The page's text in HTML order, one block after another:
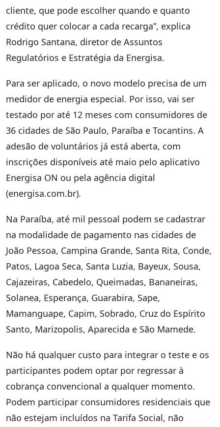
cliente, que pode escolher quando e quanto
crédito quer colocar a cada recarga”, explica
Rodrigo Santana, diretor de Assuntos
Regulatórios e Estratégia da Energisa.
Para ser aplicado, o novo modelo precisa de um
medidor de energia especial. Por isso, vai ser
testado por até 12 meses com consumidores de
36 cidades de São Paulo, Paraíba e Tocantins. A
adesão de voluntários já está aberta, com
inscrições disponíveis até maio pelo aplicativo
Energisa ON ou pela agência digital
(energisa.com.br).
Na Paraíba, até mil pessoal podem se cadastrar
na modalidade de pagamento nas cidades de
João Pessoa, Campina Grande, Santa Rita, Conde,
Patos, Lagoa Seca, Santa Luzia, Bayeux, Sousa,
Cajazeiras, Cabedelo, Queimadas, Bananeiras,
Solanea, Esperança, Guarabira, Sape,
Mamanguape, Capim, Sobrado, Cruz do Espírito
Santo, Marizopolis, Aparecida e São Mamede.
Não há qualquer custo para integrar o teste e os
participantes podem optar por regressar à
cobrança convencional a qualquer momento.
Podem participar consumidores residenciais que
não estejam incluídos na Tarifa Social, não